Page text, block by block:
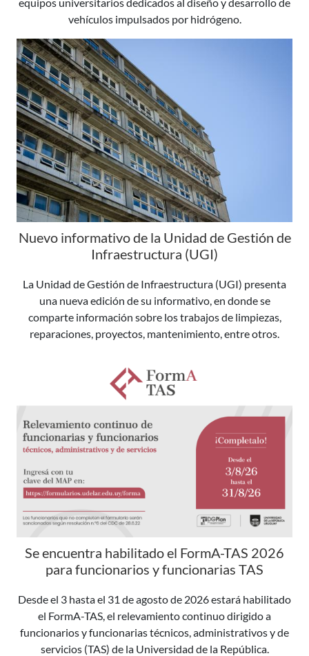
vehículos impulsados por hidrógeno.
Nuevo informativo de la Unidad de Gestión de
Infraestructura (UGI)
La Unidad de Gestión de Infraestructura (UGI) presenta
una nueva edición de su informativo, en donde se
comparte información sobre los trabajos de limpiezas,
reparaciones, proyectos, mantenimiento, entre otros.
Se encuentra habilitado el FormA-TAS 2026
para funcionarios y funcionarias TAS
Desde el 3 hasta el 31 de agosto de 2026 estará habilitado
el FormA-TAS, el relevamiento continuo dirigido a
funcionarios y funcionarias técnicos, administrativos y de
servicios (TAS) de la Universidad de la República.